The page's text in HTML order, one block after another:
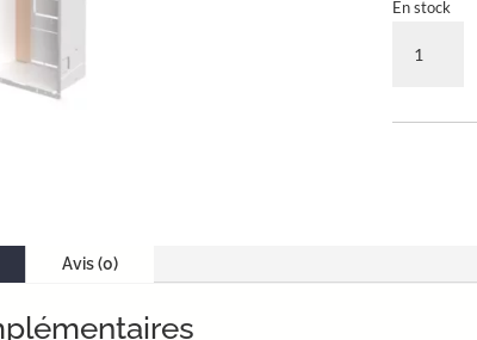
En stock
–
Avis (0)